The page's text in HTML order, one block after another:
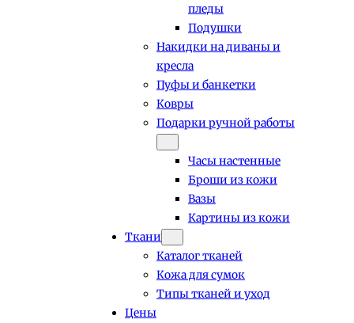
пледы
Подушки
Накидки на диваны и
кресла
Пуфы и банкетки
Ковры
Подарки ручной работы
Часы настенные
Броши из кожи
Вазы
Картины из кожи
Ткани
Каталог тканей
Кожа для сумок
Типы тканей и уход
Цены